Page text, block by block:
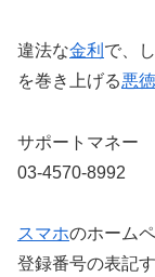
違法な金利 で、
を巻き上げる悪徳
サポートマネー
03-4570-8992
スマホのホーム
登録番号の表記